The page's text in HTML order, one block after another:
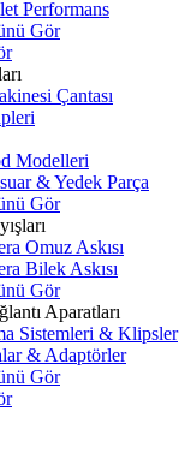
Performans
Gör
Çantası
Modelleri
& Yedek Parça
Gör
Omuz Askısı
Bilek Askısı
Gör
Aparatları
Sistemleri & Klipsler
& Adaptörler
Gör